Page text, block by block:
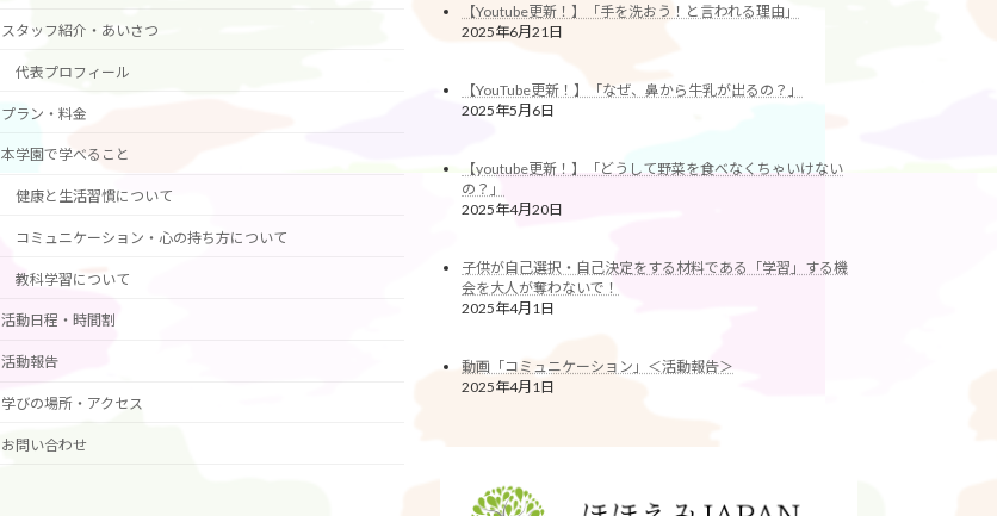
スタッフ紹介・あいさつ
代表プロフィール
プラン・料金
本学園で学べること
健康と生活習慣について
コミュニケーション・心の持ち方について
教科学習について
活動日程・時間割
活動報告
学びの場所・アクセス
お問い合わせ
【Youtube更新！】「手を洗おう！と言われる理由」
2025年6月21日
【YouTube更新！】「なぜ、鼻から牛乳が出るの？」
2025年5月6日
【youtube更新！】「どうして野菜を食べなくちゃいけない
の？」
2025年4月20日
子供が自己選択・自己決定をする材料である「学習」する機
会を大人が奪わないで！
2025年4月1日
動画「コミュニケーション」＜活動報告＞
2025年4月1日